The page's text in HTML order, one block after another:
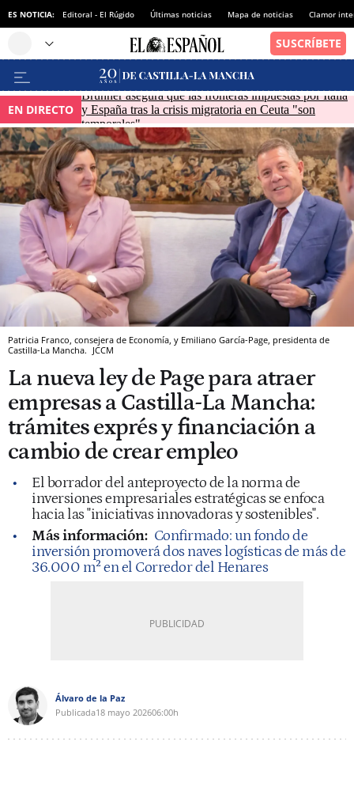
ES NOTICIA: Editoral - El Rúgido Últimas noticias Mapa de noticias Clamor
EN DIRECTO
Brunner asegura que las fronteras impuestas por Italia
y España tras la crisis migratoria en Ceuta "son
temporales"
Patricia Franco, consejera de Economía, y Emiliano García-Page, presidenta de
Castilla-La Mancha. JCCM
La nueva ley de Page para atraer
empresas a Castilla-La Mancha:
trámites exprés y financiación a
cambio de crear empleo
El borrador del anteproyecto de la norma de
inversiones empresariales estratégicas se enfoca
hacia las "iniciativas innovadoras y sostenibles".
Más información: Confirmado: un fondo de
inversión promoverá dos naves logísticas de más de
36.000 m² en el Corredor del Henares
Álvaro de la Paz
Publicada18 mayo 202606:00h